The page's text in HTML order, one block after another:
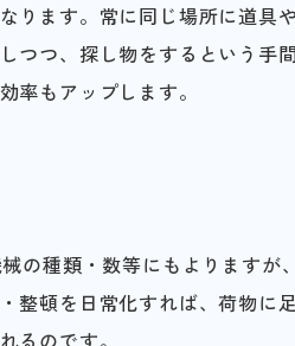
ります。常に同じ場所に道具
つつ、探し物をするという手
率もアップします。
の種類・数等にもよりますが
整頓を日常化すれば、荷物に
るのです。